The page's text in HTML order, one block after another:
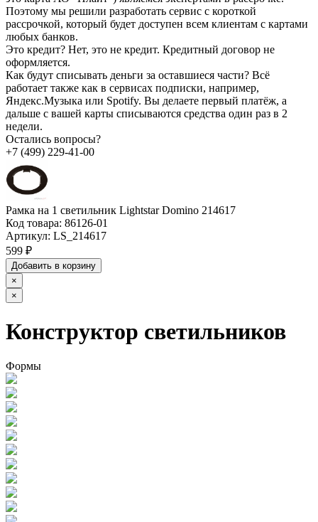
Поэтому мы решили разработать сервис с короткой
рассрочкой, который будет доступен всем клиентам с картами
любых банков.
Это кредит? Нет, это не кредит. Кредитный договор не
оформляется.
Как будут списывать деньги за оставшиеся части? Всё
работает также как в сервисах подписки, например,
Яндекс.Музыка или Spotify. Вы делаете первый платёж, а
дальше с вашей карты списываются средства один раз в 2
недели.
Остались вопросы?
+7 (499) 229-41-00
Рамка на 1 светильник Lightstar Domino 214617
Код товара: 86126-01
Артикул: LS_214617
599 ₽
Добавить в корзину
×
×
Конструктор светильников
Формы